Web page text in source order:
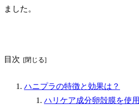
ました。
目次
ハニプラの特徴と効果は？
ハリケア成分卵殻膜を使用